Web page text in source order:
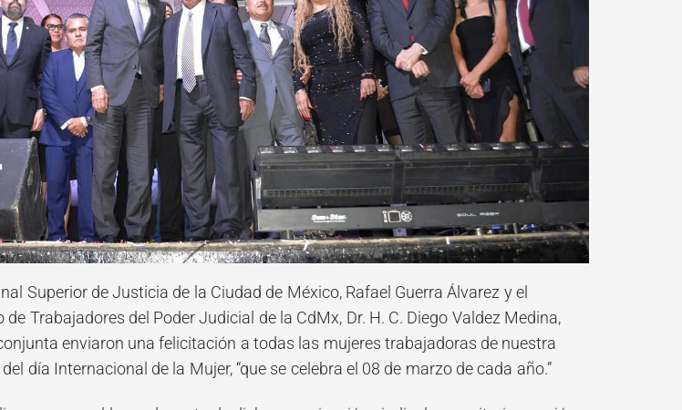
Superior de Justicia de la Ciudad de México, Rafael Guerra Álvarez y el
Trabajadores del Poder Judicial de la CdMx, Dr. H. C. Diego Valdez Medina,
enviaron una felicitación a todas las mujeres trabajadoras de nuestra
día Internacional de la Mujer, “que se celebra el 08 de marzo de cada año.”